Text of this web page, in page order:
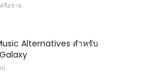
รือข่าย
Alternatives สำหรับ